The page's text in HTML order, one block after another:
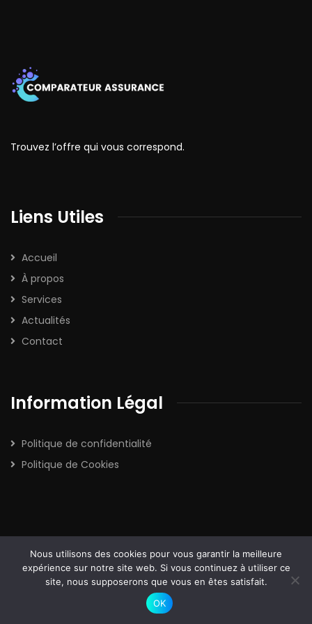
Trouvez l’offre qui vous correspond.
Liens Utiles
Accueil
À propos
Services
Actualités
Contact
Information Légal
Politique de confidentialité
Politique de Cookies
2026© All rights reserved by
Comparateurassurancefacile
Nous utilisons des cookies pour vous garantir la meilleure
expérience sur notre site web. Si vous continuez à utiliser ce
site, nous supposerons que vous en êtes satisfait.
OK